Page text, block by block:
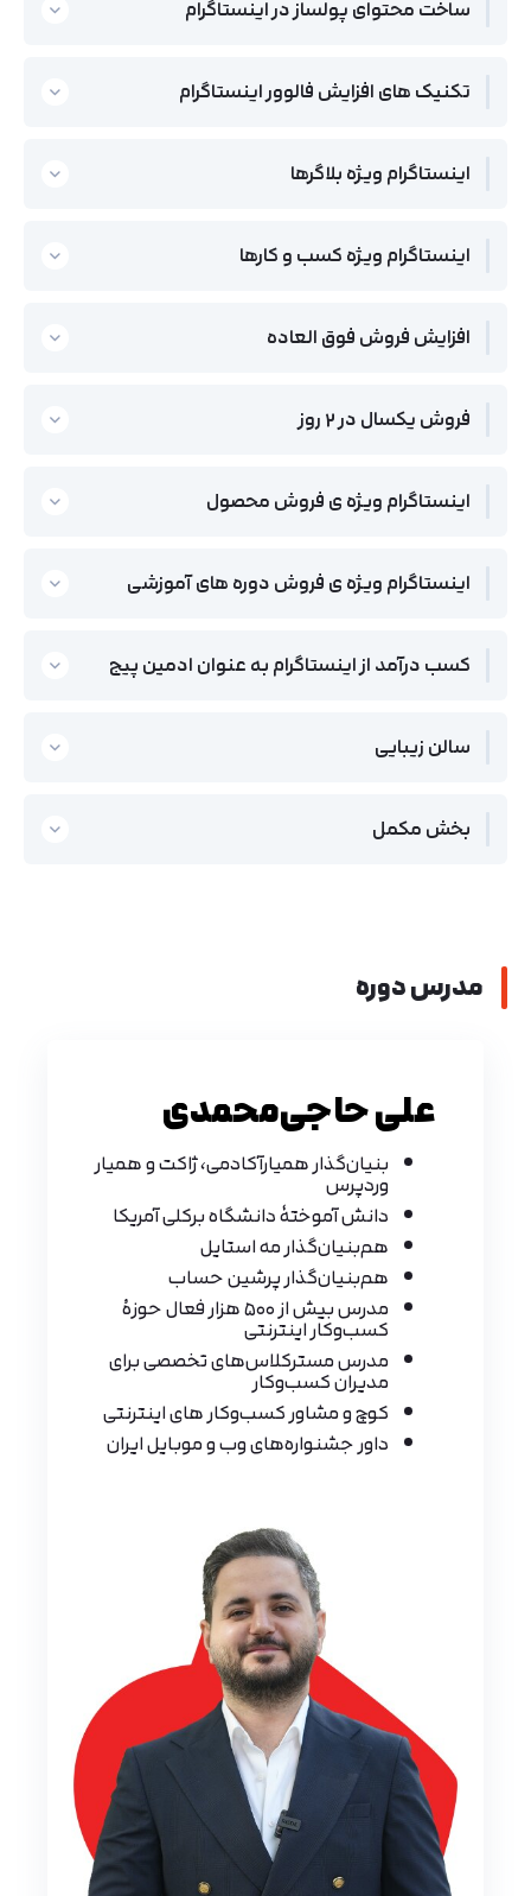
ساخت محتوای پولساز در اینستاگرام
تکنیک های افزایش فالوور اینستاگرام
اینستاگرام ویژه بلاگرها
اینستاگرام ویژه کسب و کارها
افزایش فروش فوق العاده
فروش یکسال در 2 روز
اینستاگرام ویژه ی فروش محصول
اینستاگرام ویژه ی فروش دوره های آموزشی
کسب درآمد از اینستاگرام به عنوان ادمین پیج
سالن زیبایی
بخش مکمل
مدرس دوره
علی حاجی‌محمدی
بنیان‌گذار همیارآکادمی، ژاکت و همیار
وردپرس
دانش آموختهٔ دانشگاه برکلی آمریکا
هم‌بنیان‌گذار مه استایل
هم‌بنیان‌گذار پرشین حساب
مدرس بیش از ۵۰۰ هزار فعال حوزهٔ
کسب‌وکار اینترنتی
مدرس مسترکلاس‌های تخصصی برای
مدیران کسب‌وکار
کوچ و مشاور کسب‌وکار های اینترنتی
داور جشنواره‌های وب و موبایل ایران